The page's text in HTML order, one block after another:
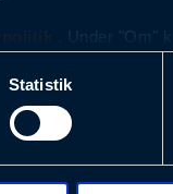
. Under "Om"
og
populære, og som
browsertype,
Statistik